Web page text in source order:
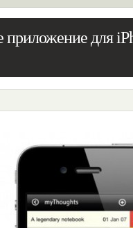
приложение для